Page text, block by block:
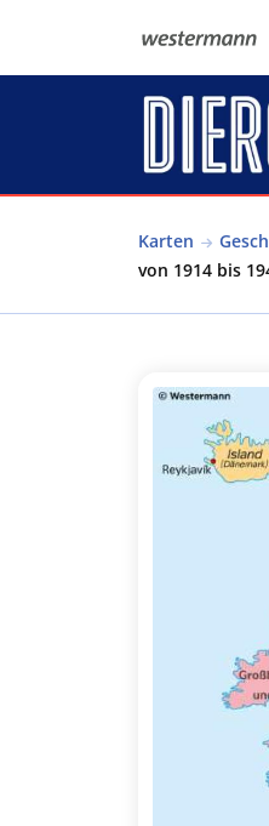
Karten
von 1914 bis